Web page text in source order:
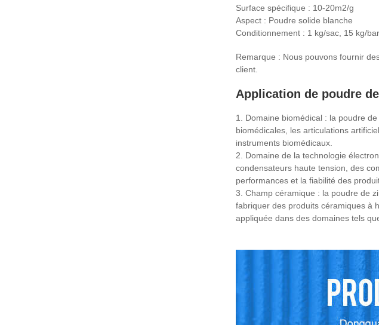
Surface spécifique : 10-20m2/g
Aspect : Poudre solide blanche
Conditionnement : 1 kg/sac, 15 kg/
Remarque : Nous pouvons fournir
client.
Application de poudre
1. Domaine biomédical : la poudre
biomédicales, les articulations
instruments biomédicaux.
2. Domaine de la technologie
condensateurs haute tension, des
performances et la fiabilité des
3. Champ céramique : la poudre de
fabriquer des produits céramiques à
appliquée dans des domaines tels